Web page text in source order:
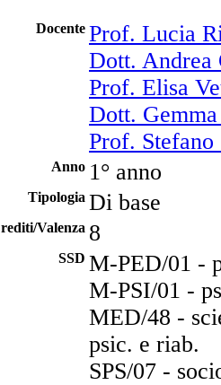
Docente Prof. Lucia
Dott. Andrea
Prof. Elisa
Dott.
Prof.
Anno 1° anno
Tipologia Di base
Valenza 8
SSD M-PED/01 -
M-PSI/01 -
MED/48 -
psic. e riab.
SPS/07 -